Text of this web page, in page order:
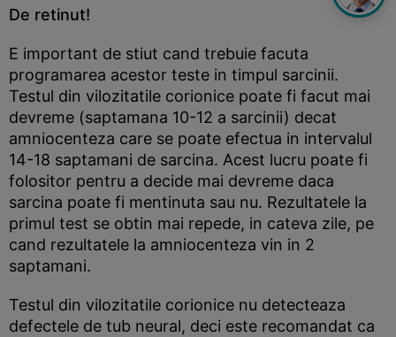
De retinut!
E important de stiut cand trebuie facuta
programarea acestor teste in timpul sarcinii.
Testul din vilozitatile corionice poate fi facut mai
devreme (saptamana 10-12 a sarcinii) decat
amniocenteza care se poate efectua in intervalul
14-18 saptamani de sarcina. Acest lucru poate fi
folositor pentru a decide mai devreme daca
sarcina poate fi mentinuta sau nu. Rezultatele la
primul test se obtin mai repede, in cateva zile, pe
cand rezultatele la amniocenteza vin in 2
saptamani.
Testul din vilozitatile corionice nu detecteaza
defectele de tub neural, deci este recomandat ca